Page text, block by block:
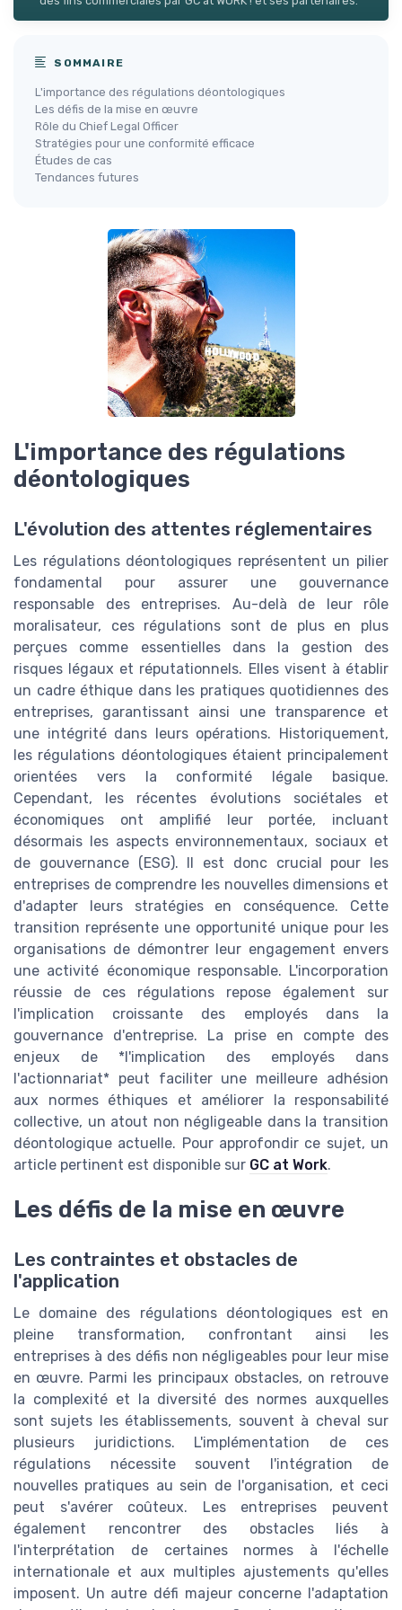
SOMMAIRE
L'importance des régulations déontologiques
Les défis de la mise en œuvre
Rôle du Chief Legal Officer
Stratégies pour une conformité efficace
Études de cas
Tendances futures
L'importance des régulations
déontologiques
L'évolution des attentes réglementaires
Les régulations déontologiques représentent un pilier
fondamental pour assurer une gouvernance
responsable des entreprises. Au-delà de leur rôle
moralisateur, ces régulations sont de plus en plus
perçues comme essentielles dans la gestion des
risques légaux et réputationnels. Elles visent à établir
un cadre éthique dans les pratiques quotidiennes des
entreprises, garantissant ainsi une transparence et
une intégrité dans leurs opérations. Historiquement,
les régulations déontologiques étaient principalement
orientées vers la conformité légale basique.
Cependant, les récentes évolutions sociétales et
économiques ont amplifié leur portée, incluant
désormais les aspects environnementaux, sociaux et
de gouvernance (ESG). Il est donc crucial pour les
entreprises de comprendre les nouvelles dimensions et
d'adapter leurs stratégies en conséquence. Cette
transition représente une opportunité unique pour les
organisations de démontrer leur engagement envers
une activité économique responsable. L'incorporation
réussie de ces régulations repose également sur
l'implication croissante des employés dans la
gouvernance d'entreprise. La prise en compte des
enjeux de *l'implication des employés dans
l'actionnariat* peut faciliter une meilleure adhésion
aux normes éthiques et améliorer la responsabilité
collective, un atout non négligeable dans la transition
déontologique actuelle. Pour approfondir ce sujet, un
article pertinent est disponible sur GC at Work.
Les défis de la mise en œuvre
Les contraintes et obstacles de
l'application
Le domaine des régulations déontologiques est en
pleine transformation, confrontant ainsi les
entreprises à des défis non négligeables pour leur mise
en œuvre. Parmi les principaux obstacles, on retrouve
la complexité et la diversité des normes auxquelles
sont sujets les établissements, souvent à cheval sur
plusieurs juridictions. L'implémentation de ces
régulations nécessite souvent l'intégration de
nouvelles pratiques au sein de l'organisation, et ceci
peut s'avérer coûteux. Les entreprises peuvent
également rencontrer des obstacles liés à
l'interprétation de certaines normes à l'échelle
internationale et aux multiples ajustements qu'elles
imposent. Un autre défi majeur concerne l'adaptation